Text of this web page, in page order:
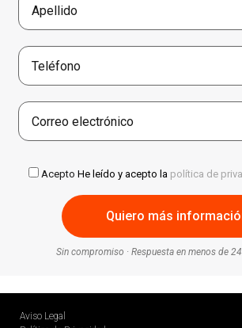
Acepto He leído y acepto la política de
Sin compromiso · Respuesta en menos de
Aviso Legal